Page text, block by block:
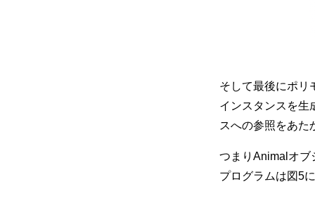
そして最後にポリ
インスタンスを生
スへの参照をあた
つまりAnimalオブ
プログラムは図5